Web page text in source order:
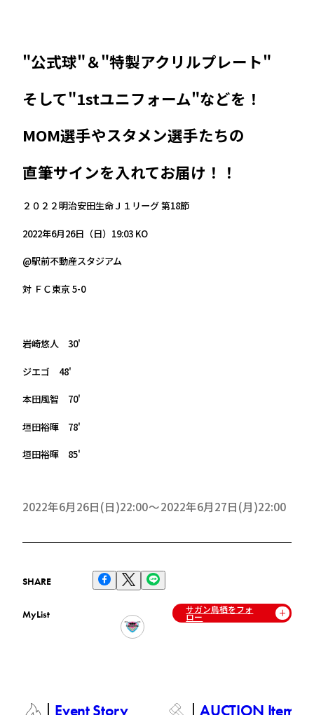
"公式球"＆"特製アクリルプレート"
そして"1stユニフォーム"などを！
MOM選手やスタメン選手たちの
直筆サインを入れてお届け！！
２０２２明治安田生命Ｊ１リーグ 第18節
2022年6月26日（日）19:03 KO
@駅前不動産スタジアム
対 ＦＣ東京 5-0
岩崎悠人 30'
ジエゴ 48'
本田風智 70'
垣田裕暉 78'
垣田裕暉 85'
2022年6月26日(日)22:00 2022年6月27日(月)22:00
SHARE
MyList サガン鳥栖をフォ
ロー
Event Story AUCTION Items